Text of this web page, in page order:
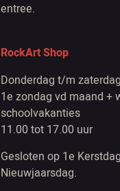
entree.
RockArt Shop
Donderdag t/m zaterdag
1e zondag vd maand +
schoolvakanties
11.00 tot 17.00 uur
Gesloten op 1e
Nieuwjaarsdag.